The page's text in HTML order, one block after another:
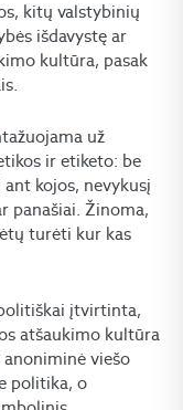
kitų valstybinių
išdavystę ar
kultūra, pasak
už
ir etiketo: be
kojos, nevykusį
panašiai. Žinoma,
turėti kur kas
įtvirtinta,
atšaukimo kultūra
viešo
politika, o